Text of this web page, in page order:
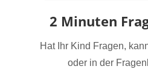
2 Minuten
Hat Ihr Kind Fragen,
oder in der